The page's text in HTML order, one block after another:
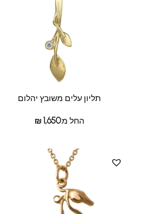
תליון עלים משובץ יהלום
החל מ: ₪1,650